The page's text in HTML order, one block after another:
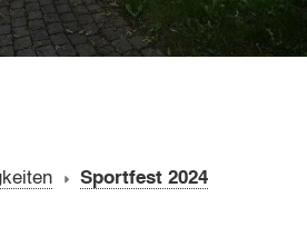
Sportfest 2024